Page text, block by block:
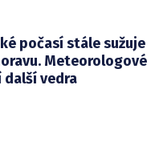
počasí stále sužuje
Meteorologové
další vedra